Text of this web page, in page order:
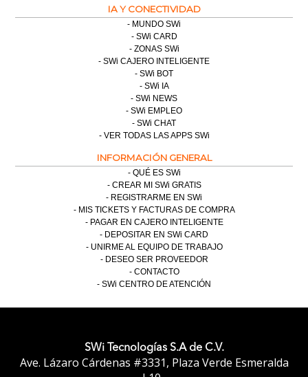
IA Y CONECTIVIDAD
MUNDO SWi
SWi CARD
ZONAS SWi
SWi CAJERO INTELIGENTE
SWi BOT
SWi IA
SWi NEWS
SWi EMPLEO
SWi CHAT
VER TODAS LAS APPS SWi
INFORMACIÓN GENERAL
QUÉ ES SWi
CREAR MI SWi GRATIS
REGISTRARME EN SWi
MIS TICKETS Y FACTURAS DE COMPRA
PAGAR EN CAJERO INTELIGENTE
DEPOSITAR EN SWi CARD
UNIRME AL EQUIPO DE TRABAJO
DESEO SER PROVEEDOR
CONTACTO
SWi CENTRO DE ATENCIÓN
SWi Tecnologías S.A de C.V.
Ave. Lázaro Cárdenas #3331, Plaza Verde Esmeralda